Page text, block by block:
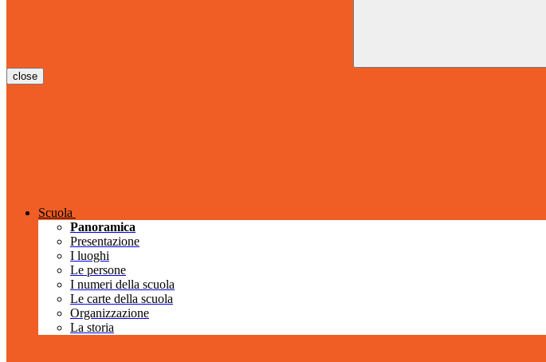
close
Scuola
Panoramica
Presentazione
I luoghi
Le persone
I numeri della scuola
Le carte della scuola
Organizzazione
La storia